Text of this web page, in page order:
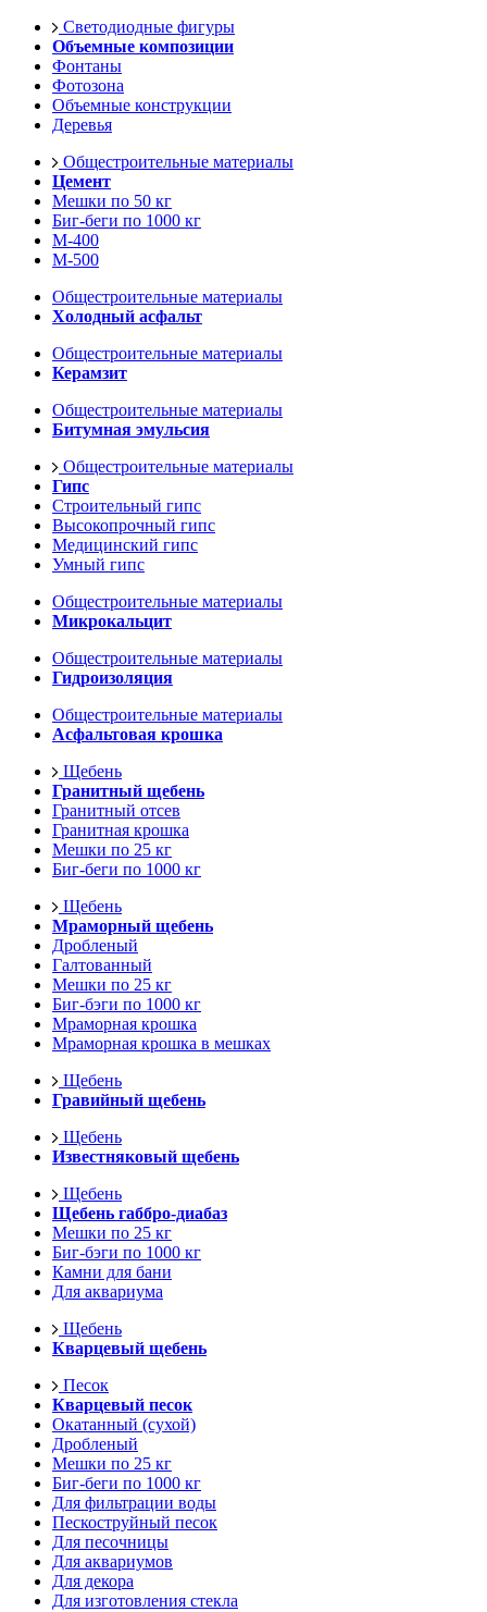
Светодиодные фигуры
Объемные композиции
Фонтаны
Фотозона
Объемные конструкции
Деревья
Общестроительные материалы
Цемент
Мешки по 50 кг
Биг-беги по 1000 кг
М-400
М-500
Общестроительные материалы
Холодный асфальт
Общестроительные материалы
Керамзит
Общестроительные материалы
Битумная эмульсия
Общестроительные материалы
Гипс
Строительный гипс
Высокопрочный гипс
Медицинский гипс
Умный гипс
Общестроительные материалы
Микрокальцит
Общестроительные материалы
Гидроизоляция
Общестроительные материалы
Асфальтовая крошка
Щебень
Гранитный щебень
Гранитный отсев
Гранитная крошка
Мешки по 25 кг
Биг-беги по 1000 кг
Щебень
Мраморный щебень
Дробленый
Галтованный
Мешки по 25 кг
Биг-бэги по 1000 кг
Мраморная крошка
Мраморная крошка в мешках
Щебень
Гравийный щебень
Щебень
Известняковый щебень
Щебень
Щебень габбро-диабаз
Мешки по 25 кг
Биг-бэги по 1000 кг
Камни для бани
Для аквариума
Щебень
Кварцевый щебень
Песок
Кварцевый песок
Окатанный (сухой)
Дробленый
Мешки по 25 кг
Биг-беги по 1000 кг
Для фильтрации воды
Пескоструйный песок
Для песочницы
Для аквариумов
Для декора
Для изготовления стекла